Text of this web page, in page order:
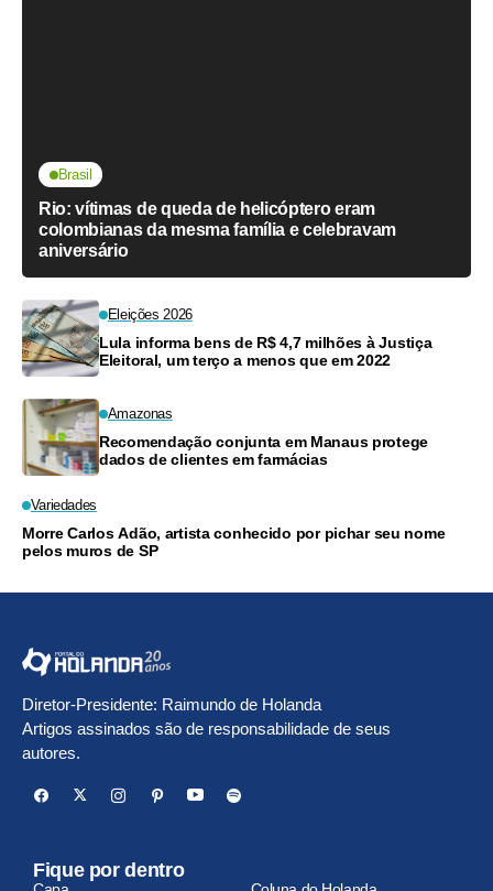
Brasil
Rio: vítimas de queda de helicóptero eram
colombianas da mesma família e celebravam
aniversário
Eleições 2026
Lula informa bens de R$ 4,7 milhões à Justiça
Eleitoral, um terço a menos que em 2022
Amazonas
Recomendação conjunta em Manaus protege
dados de clientes em farmácias
Variedades
Morre Carlos Adão, artista conhecido por pichar seu nome
pelos muros de SP
Diretor-Presidente: Raimundo de Holanda
Artigos assinados são de responsabilidade de seus
autores.
Fique por dentro